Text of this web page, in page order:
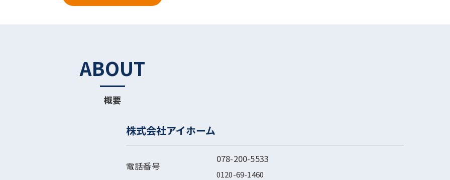
ABOUT
概要
株式会社アイホーム
電話番号
078-200-5533
0120-69-1460